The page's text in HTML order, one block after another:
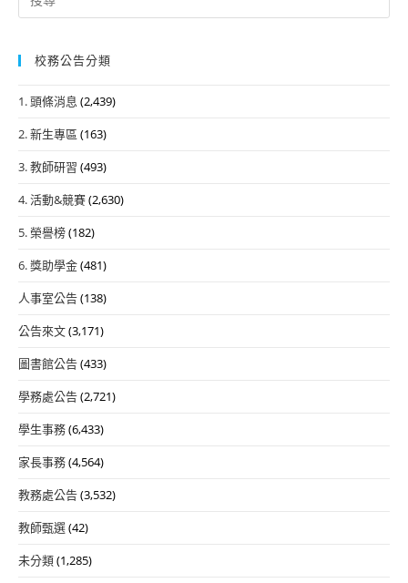
for:
校務公告分類
1. 頭條消息 (2,439)
2. 新生專區 (163)
3. 教師研習 (493)
4. 活動&競賽(2,630)
5. 榮譽榜(182)
6. 獎助學金(481)
人事室公告(138)
公告來文(3,171)
圖書館公告(433)
學務處公告(2,721)
學生事務(6,433)
家長事務(4,564)
教務處公告(3,532)
教師甄選(42)
未分類(1,285)